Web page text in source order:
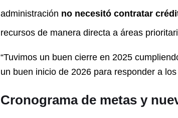
administración no necesitó contratar
recursos de manera directa a áreas
“Tuvimos un buen cierre en 2025
un buen inicio de 2026 para responder a
Cronograma de metas y